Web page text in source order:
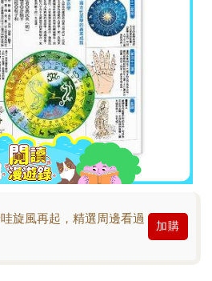
旋風再起，精選周邊看過
加購